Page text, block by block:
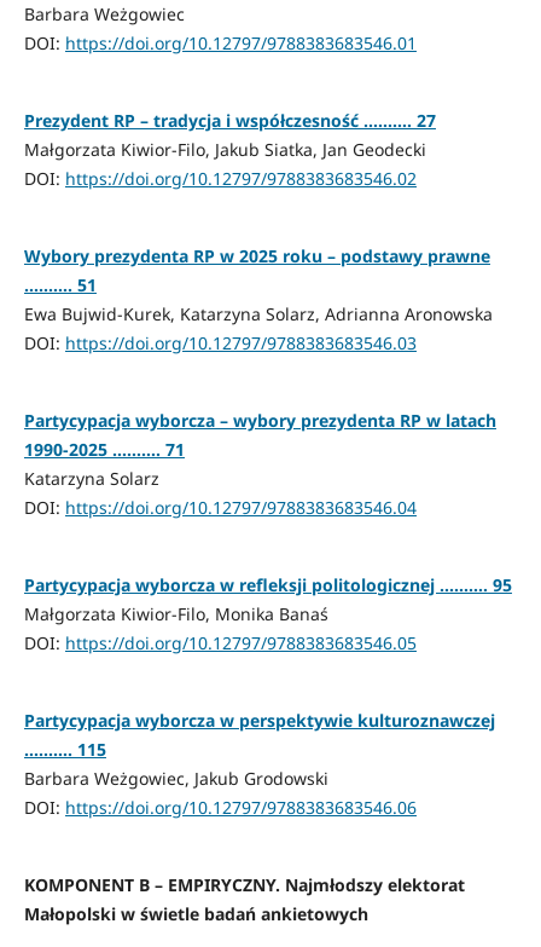
Barbara Weżgowiec
DOI: https://doi.org/10.12797/9788383683546.01
Prezydent RP – tradycja i współczesność ………. 27
Małgorzata Kiwior-Filo, Jakub Siatka, Jan Geodecki
DOI: https://doi.org/10.12797/9788383683546.02
Wybory prezydenta RP w 2025 roku – podstawy prawne
………. 51
Ewa Bujwid-Kurek, Katarzyna Solarz, Adrianna Aronowska
DOI: https://doi.org/10.12797/9788383683546.03
Partycypacja wyborcza – wybory prezydenta RP w latach
1990-2025 ………. 71
Katarzyna Solarz
DOI: https://doi.org/10.12797/9788383683546.04
Partycypacja wyborcza w refleksji politologicznej ………. 95
Małgorzata Kiwior-Filo, Monika Banaś
DOI: https://doi.org/10.12797/9788383683546.05
Partycypacja wyborcza w perspektywie kulturoznawczej
………. 115
Barbara Weżgowiec, Jakub Grodowski
DOI: https://doi.org/10.12797/9788383683546.06
KOMPONENT B – EMPIRYCZNY. Najmłodszy elektorat
Małopolski w świetle badań ankietowych